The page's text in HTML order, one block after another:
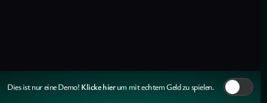
Dies ist nur eine Demo! Klicke hierum mit echtem Geld zu spielen.